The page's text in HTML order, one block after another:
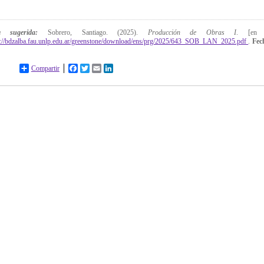
sugerida: Sobrero, Santiago. (2025). Producción de Obras I. [en
bdzalba.fau.unlp.edu.ar/greenstone/download/ens/prg/2025/643_SOB_LAN_2025.pdf .
Compartir FacebookTwitterEmail